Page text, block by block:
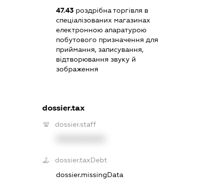
47.43роздрібна торгівля в
спеціалізованих магазинах
електронною апаратурою
побутового призначення для
приймання, записування,
відтворювання звуку й
зображення
dossier.tax
dossier.staff
dossier.taxDebt
dossier.missingData